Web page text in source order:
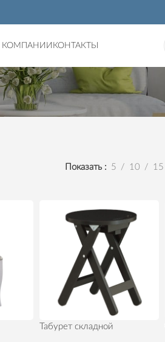
КОМПАНИИ КОНТАКТЫ
Показать 5 10 15
Табурет складной